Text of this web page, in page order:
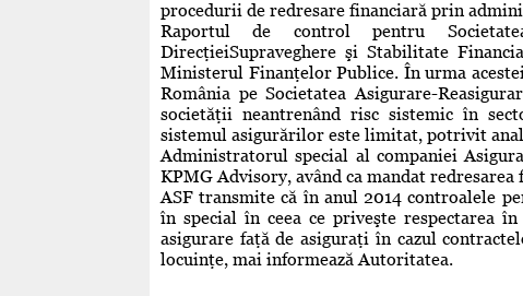
procedurii de redresare financiară prin
Raportul de control pentru
DirecţieiSupraveghere şi Stabilitate
Ministerul Finanţelor Publice. În urma
România pe Societatea Asigurare-
societăţii neantrenând risc sistemic în
sistemul asigurărilor este limitat, potrivit
Administratorul special al companiei
KPMG Advisory, având ca mandat
ASF transmite că în anul 2014 controalele
în special în ceea ce priveşte respectarea
asigurare faţă de asiguraţi în cazul
locuinţe, mai informează Autoritatea.